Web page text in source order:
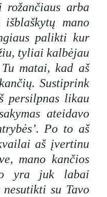
rožančiaus arba
išblaškytų mano
palikti kur
tyliai kalbėjau
matai, kad aš
Sustiprink
persilpnas likau
ateidavo
Po to aš
aš įvertinu
mano kančios
yra juk labai
nesutikti su Tavo